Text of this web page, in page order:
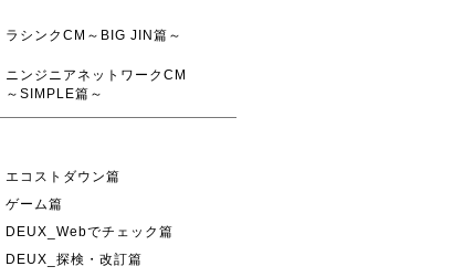
ラシンクCM～BIG JIN篇～
ニンジニアネットワークCM
～SIMPLE篇～
エコストダウン篇
ゲーム篇
DEUX_Webでチェック篇
DEUX_探検・改訂篇